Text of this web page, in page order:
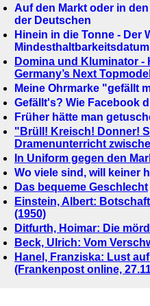
Auf den Markt oder in
der Deutschen
Hinein in die Tonne - Der
Mindesthaltbarkeitsdatum
Domina und Kluminator
Germany’s Next
Meine Ohrmarke "gefällt
Gefällt's? Wie Facebook
Früher hätte man
"Brüll! Kreisch! Donner!
Dramenunterricht
In Uniform gegen den
Wo viele sind, will keiner
Das bequeme Geschlecht
Einstein, Albert:
(1950)
Ditfurth, Hoimar: Die
Beck, Ulrich: Vom
Hanel, Franziska: Lust
(Frankenpost online,